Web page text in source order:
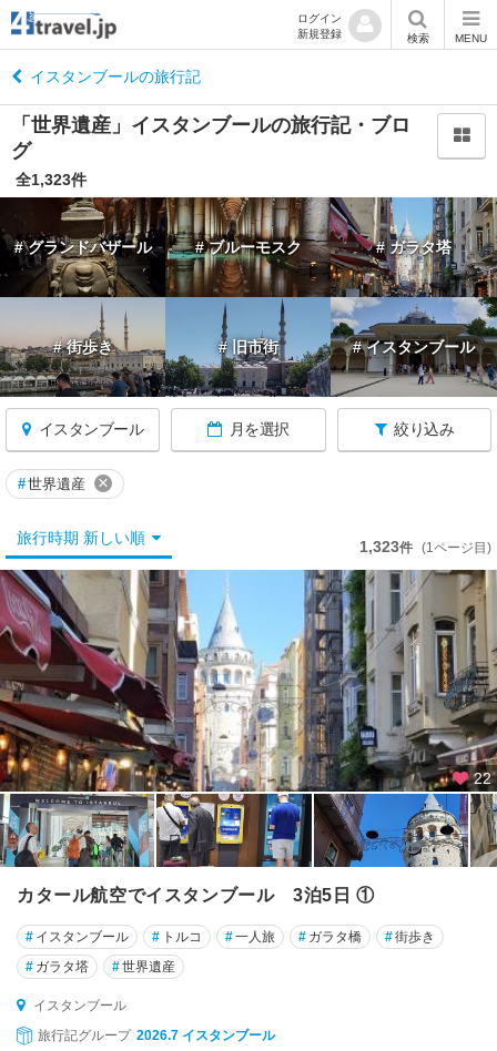
ログイン
新規登録
検索 MENU
イスタンブールの旅行記
「世界遺産」イスタンブールの旅行記・ブロ
グ
全1,323件
# グランドバザール # ブルーモスク # ガラタ塔
# 街歩き # 旧市街 # イスタンブール
イスタンブール 月を選択 絞り込み
ト
コ
へ
戻
★
ア
ン
ラ
★
イ
ス
タ
ン
ブ
ー
ル
★
イ
ズ
ー
★
ッ
パ
#世界遺産 ×
旅行時期 新しい順 1,323件 (1ページ目)
22
カタール航空でイスタンブール 3泊5日 ①
# イスタンブール # トルコ #一人旅 # ガラタ橋 #街歩き
# ガラタ塔 #世界遺産
イスタンブール
旅行記グループ 2026.7 イスタンブール